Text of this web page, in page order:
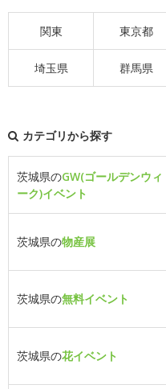
関東 東京都
埼玉県 群馬県
カテゴリから探す
茨城県のGW(ゴールデンウィ
ーク)イベント
茨城県の物産展
茨城県の無料イベント
茨城県の花イベント